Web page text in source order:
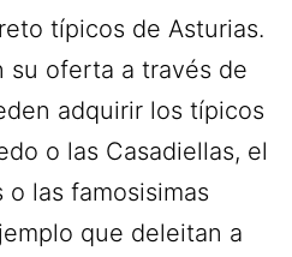
típicos de Asturias.
su oferta a través de
adquirir los típicos
o las Casadiellas, el
o las famosisimas
que deleitan a